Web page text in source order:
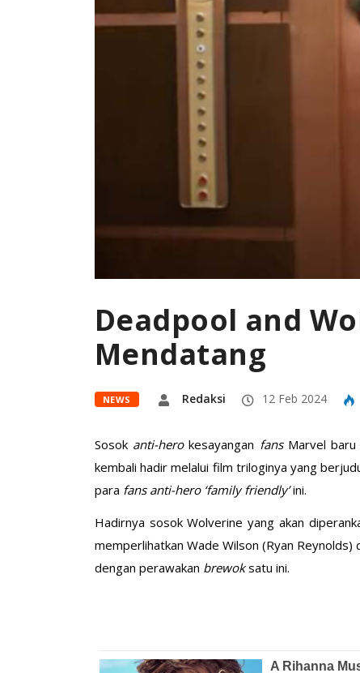
Deadpool and
Mendatang
NEWS Redaksi 12 Feb 2024
Sosok anti-herokesayangan fans Marvel
kembali hadir melalui film triloginya yang
para fans anti-hero ‘family friendly’ini.
Hadirnya sosok Wolverine yang akan
memperlihatkan Wade Wilson (Ryan
dengan perawakan brewoksatu ini.